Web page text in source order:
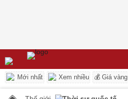
Mới nhất Xem nhiều 💰 Giá vàng